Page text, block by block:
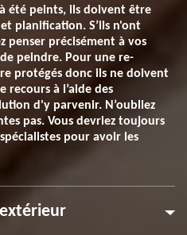
été peints, ils doivent être
planification. S’ils n'ont
penser précisément à vos
peindre. Pour une re-
protégés donc ils ne doivent
recours à l’aide des
d'y parvenir. N’oubliez
pas. Vous devriez toujours
pour avoir les